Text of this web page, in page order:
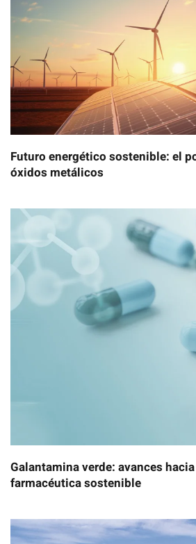
Futuro energético sostenible: el
óxidos metálicos
Galantamina verde: avances
farmacéutica sostenible